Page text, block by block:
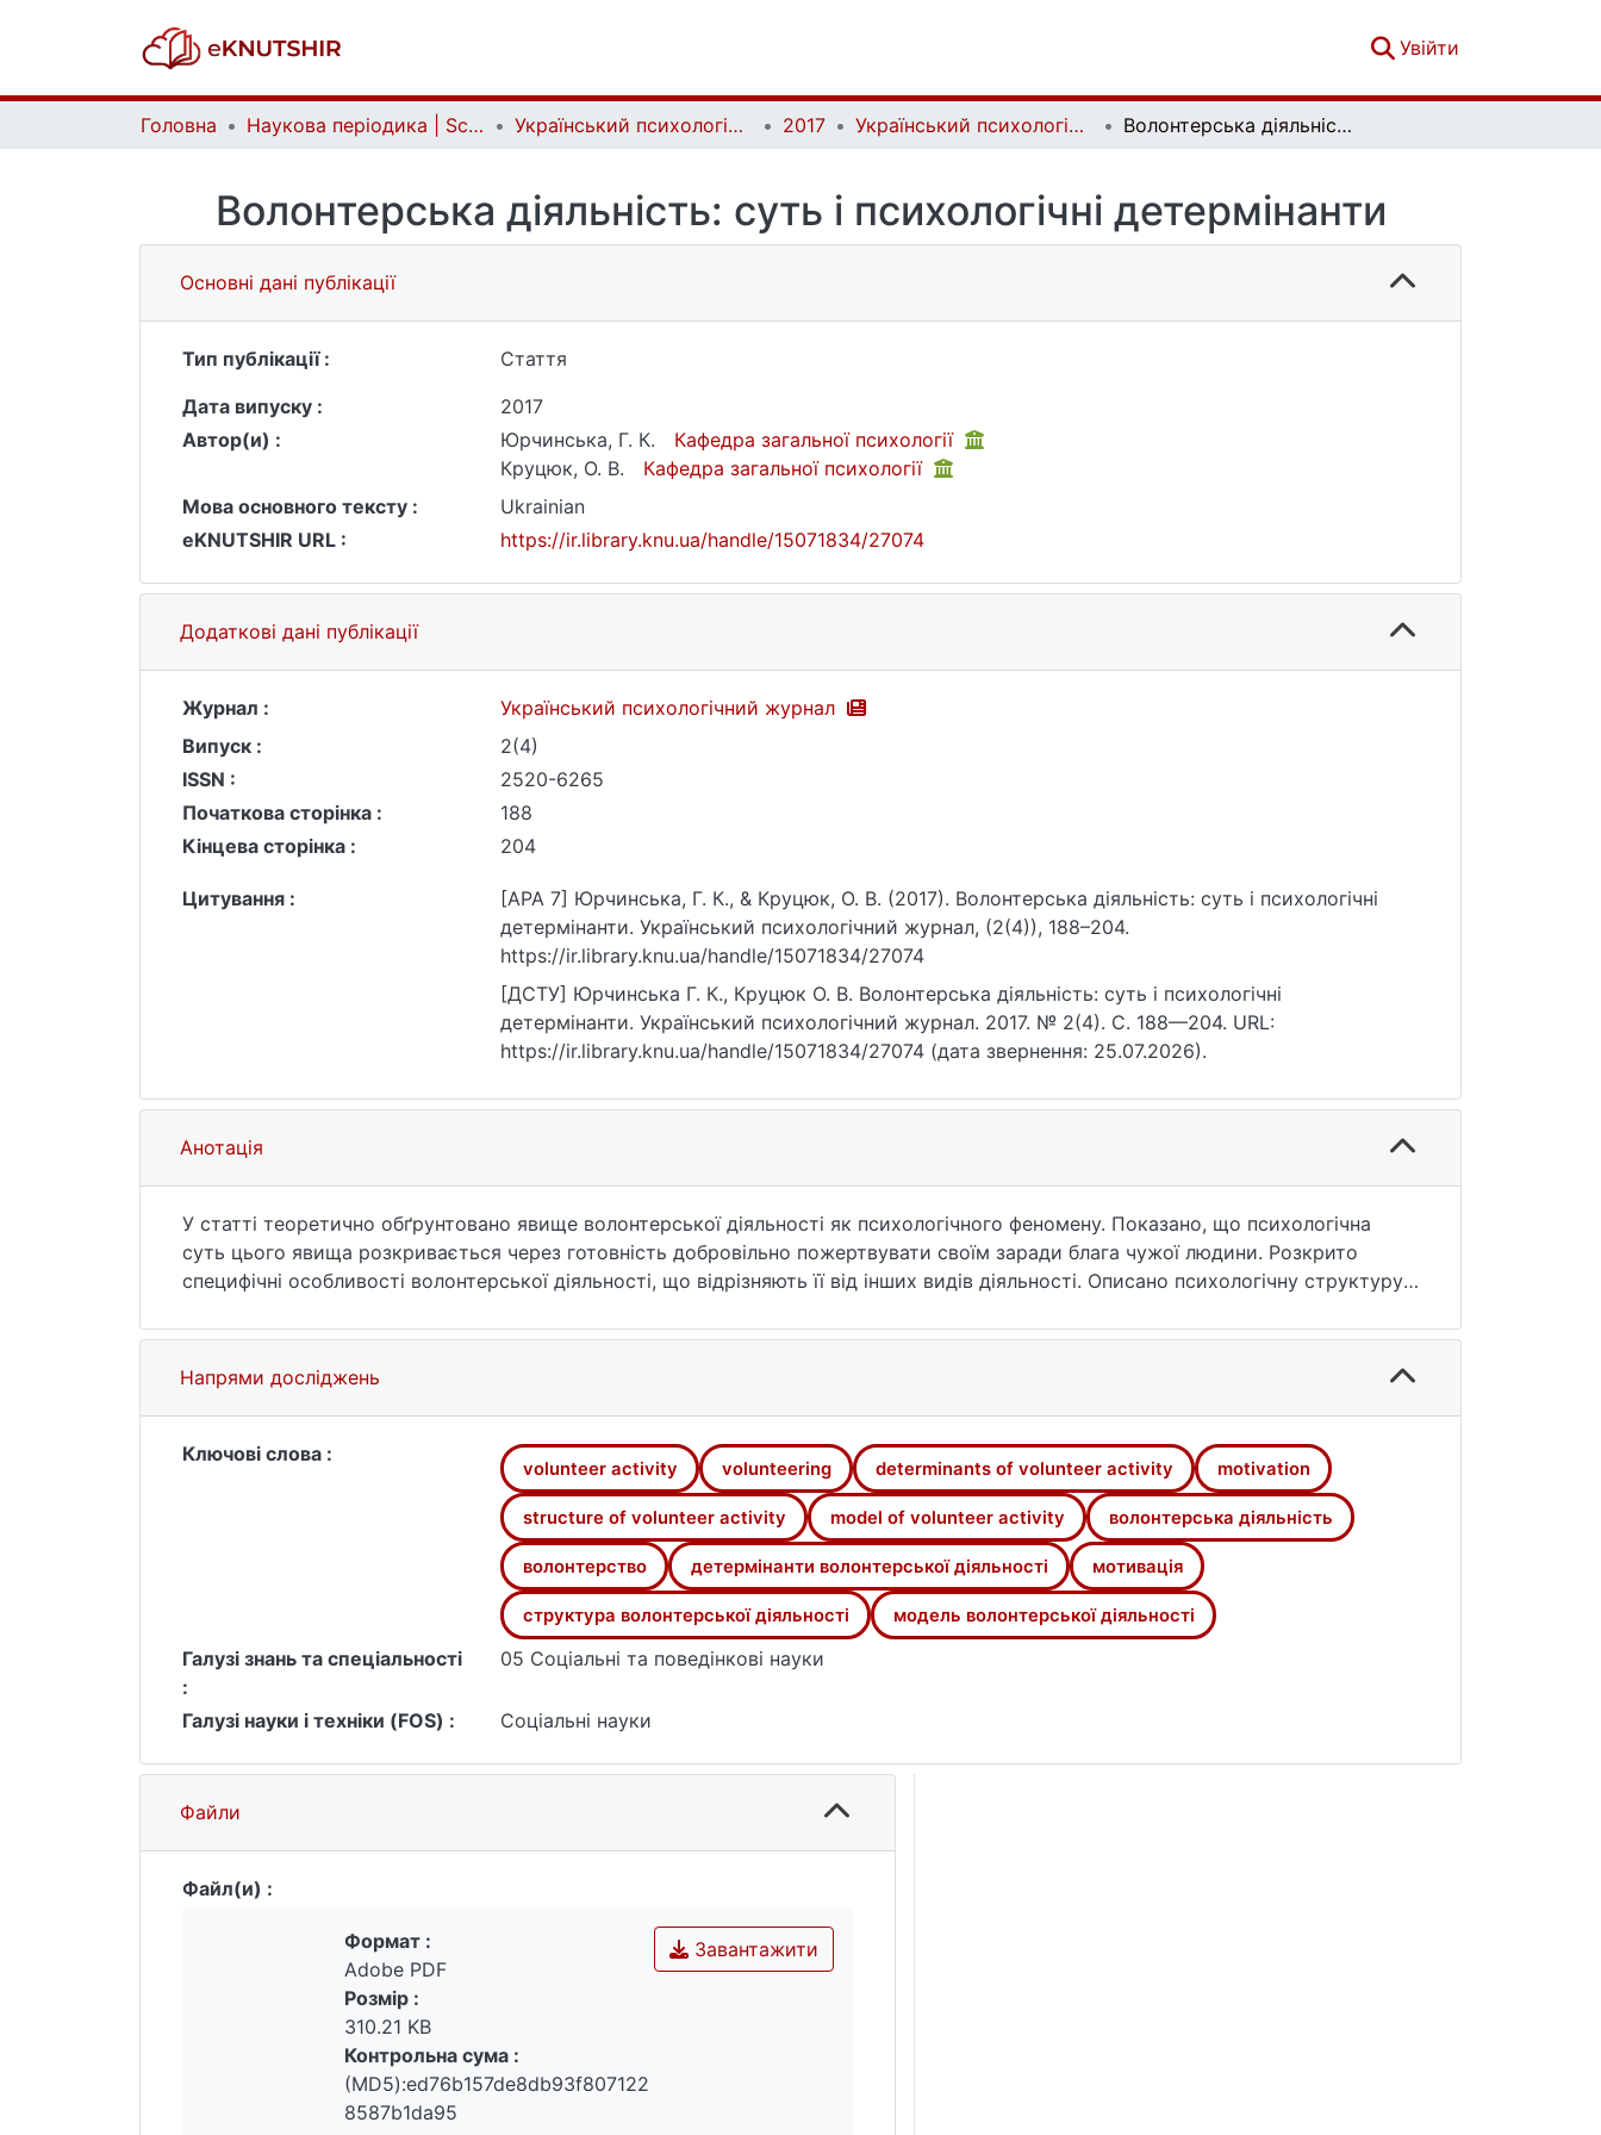
Увійти
Головна Наукова періодика | Scientific periodicals Український психологічний журнал | Ukrainian Psychological Journal 2017 Український психологічний журнал. № 2 (4) Волонтерська діяльність: суть і психологічні детермінанти
Волонтерська діяльність: суть і психологічні детермінанти
Основні дані публікації
Тип публікації :
Стаття
Дата випуску :
2017
Автор(и) :
Юрчинська, Г. К.
Кафедра загальної психології
Круцюк, О. В.
Кафедра загальної психології
Мова основного тексту :
Ukrainian
eKNUTSHIR URL :
https://ir.library.knu.ua/handle/15071834/27074
Додаткові дані публікації
Журнал :
Український психологічний журнал
Випуск :
2(4)
ISSN :
2520-6265
Початкова сторінка :
188
Кінцева сторінка :
204
Цитування :
[APA 7] Юрчинська, Г. К., & Круцюк, О. В. (2017). Волонтерська діяльність: суть і психологічні
детермінанти. Український психологічний журнал, (2(4)), 188–204.
https://ir.library.knu.ua/handle/15071834/27074
[ДСТУ] Юрчинська Г. К., Круцюк О. В. Волонтерська діяльність: суть і психологічні
детермінанти. Український психологічний журнал. 2017. № 2(4). С. 188—204. URL:
https://ir.library.knu.ua/handle/15071834/27074 (дата звернення: 25.07.2026).
Анотація
У статті теоретично обґрунтовано явище волонтерської діяльності як психологічного феномену. Показано, що психологічна
суть цього явища розкривається через готовність добровільно пожертвувати своїм заради блага чужої людини. Розкрито
специфічні особливості волонтерської діяльності, що відрізняють її від інших видів діяльності. Описано психологічну структуру
професіоналізації волонтерської діяльності та впровадження професійного підходу до її організації, планування та управління.
Ключові слова: волонтерська діяльність, волонтерство, детермінанти волонтерської діяльності, мотивація, структура
волонтерської діяльності, модель волонтерської діяльності.
Напрями досліджень
Ключові слова :
volunteer activity volunteering determinants of volunteer activity motivation
structure of volunteer activity model of volunteer activity волонтерська діяльність
волонтерство детермінанти волонтерської діяльності мотивація
структура волонтерської діяльності модель волонтерської діяльності
Галузі знань та спеціальності
:
05 Соціальні та поведінкові науки
Галузі науки і техніки (FOS) : Соціальні науки
Файли
Файл(и) :
Завантажити
Формат :
Adobe PDF
Розмір :
310.21 KB
Контрольна сума :
(MD5):ed76b157de8db93f807122
8587b1da95